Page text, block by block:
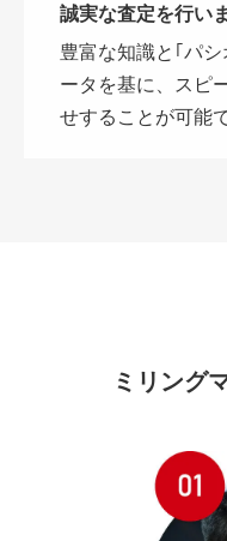
誠実な査定を行いま
豊富な知識と｢パ
ータを基に、スピ
せすることが可能で
ミリング